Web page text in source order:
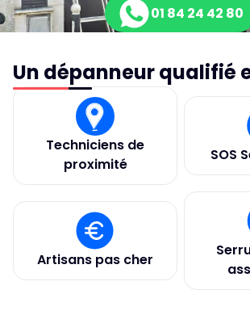
01 84 24 42 80
Un dépanneur qualifié
Techniciens de
proximité
SOS
Artisans pas cher